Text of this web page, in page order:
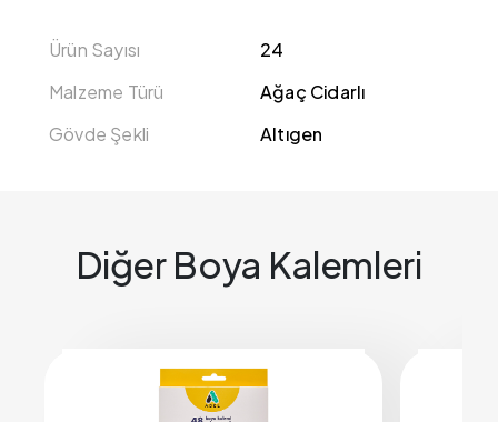
Ürün Sayısı
24
Malzeme Türü
Ağaç Cidarlı
Gövde Şekli
Altıgen
Diğer Boya Kalemleri